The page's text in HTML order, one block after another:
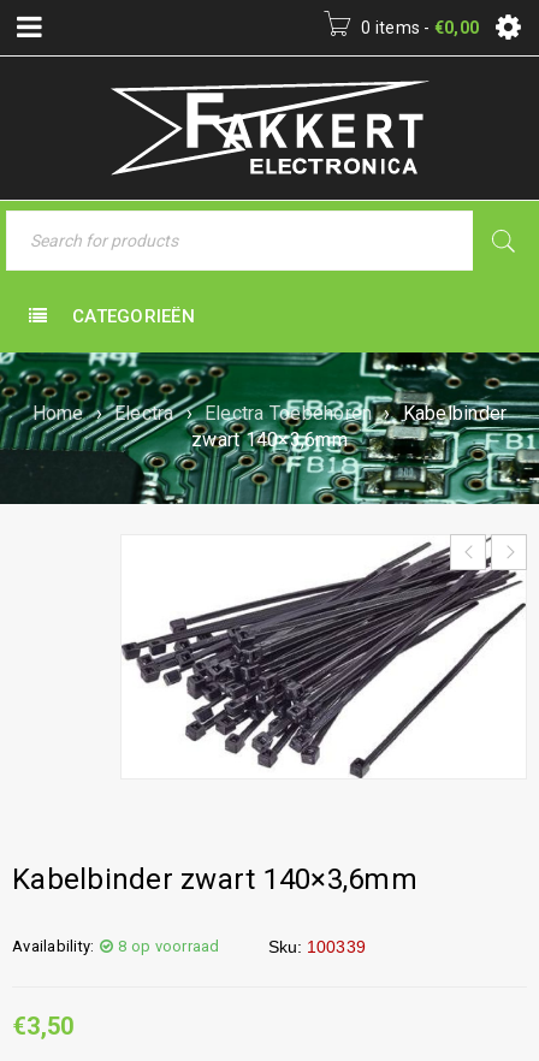
0 items - €0,00
CATEGORIEËN
Home › Electra › Electra Toebehoren › Kabelbinder
zwart 140×3,6mm
Kabelbinder zwart 140×3,6mm
Availability: 8 op voorraad Sku: 100339
€3,50